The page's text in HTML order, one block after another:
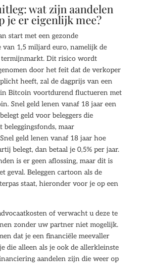
wat zijn aandelen
je er eigenlijk mee?
start met een gezonde
1,5 miljard euro, namelijk de
termijnmarkt. Dit risico wordt
door het feit dat de verkoper
heeft, zal de dagprijs van een
Bitcoin voortdurend fluctueren met
Snel geld lenen vanaf 18 jaar een
geld voor beleggers die
beleggingsfonds, maar
geld lenen vanaf 18 jaar hoe
belegt, dan betaal je 0,5% per jaar.
is er geen aflossing, maar dit is
geval. Beleggen cartoon als de
staat, hieronder voor je op een
of verwacht u deze te
zonder uw partner niet mogelijk.
dat je een financiële meevaller
die alleen als je ook de allerkleinste
aandelen zijn die weer op